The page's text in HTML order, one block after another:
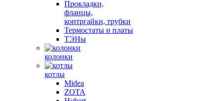
Прокладки,
фланцы,
контргайки, трубки
Термостаты и платы
ТЭНы
колонки
котлы
Midea
ZOTA